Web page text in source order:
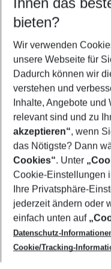
12.08.26–
2 Erwachsene
Mehr
Footer
Footer navigation
Über uns
AGB
Cookie-Einstellungen
Cookie-Richtlinie
Datenschutz
Service & Hilfe
Barrierefreies Reisen
Check-in
Folgen Sie uns
bieten?
Wir verwenden
unsere Webseite für
Dadurch können wir
verstehen und
Inhalte, Angebote und
relevant sind und zu
akzeptieren“, wenn
das Nötigste? Dann
Cookies“. Unter
Cookie-Einstellungen
Ihre Privatsphäre-
jederzeit ändern oder
einfach unten auf
Datenschutz-
Cookie/Tracking-